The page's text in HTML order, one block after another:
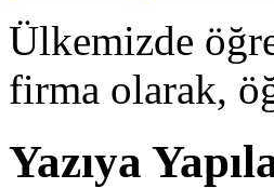
Ülkemizde
firma olarak,
Yazıya